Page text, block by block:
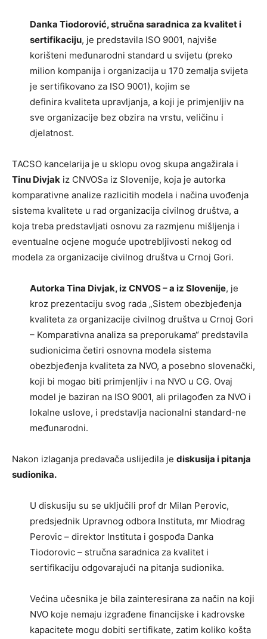
Danka Tiodorović, stručna saradnica za kvalitet i
sertifikaciju, je predstavila ISO 9001, najviše
korišteni međunarodni standard u svijetu (preko
milion kompanija i organizacija u 170 zemalja svijeta
je sertifikovano za ISO 9001), kojim se
definira kvaliteta upravljanja, a koji je primjenljiv na
sve organizacije bez obzira na vrstu, veličinu i
djelatnost.
TACSO kancelarija je u sklopu ovog skupa angažirala i
Tinu Divjak iz CNVOSa iz Slovenije, koja je autorka
komparativne analize razlicitih modela i načina uvođenja
sistema kvalitete u rad organizacija civilnog društva, a
koja treba predstavljati osnovu za razmjenu mišljenja i
eventualne ocjene moguće upotrebljivosti nekog od
modela za organizacije civilnog društva u Crnoj Gori.
Autorka Tina Divjak, iz CNVOS – a iz Slovenije, je
kroz prezentaciju svog rada „Sistem obezbjeđenja
kvaliteta za organizacije civilnog društva u Crnoj Gori
– Komparativna analiza sa preporukama“ predstavila
sudionicima četiri osnovna modela sistema
obezbjeđenja kvaliteta za NVO, a posebno slovenački,
koji bi mogao biti primjenljiv i na NVO u CG. Ovaj
model je baziran na ISO 9001, ali prilagođen za NVO i
lokalne uslove, i predstavlja nacionalni standard-ne
međunarodni.
Nakon izlaganja predavača uslijedila je diskusija i pitanja
sudionika.
U diskusiju su se uključili prof dr Milan Perovic,
predsjednik Upravnog odbora Instituta, mr Miodrag
Perovic – direktor Instituta i gospođa Danka
Tiodorovic – stručna saradnica za kvalitet i
sertifikaciju odgovarajući na pitanja sudionika.
Većina učesnika je bila zainteresirana za način na koji
NVO koje nemaju izgrađene financijske i kadrovske
kapacitete mogu dobiti sertifikate, zatim koliko košta